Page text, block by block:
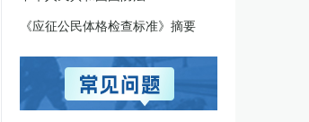
《应征公民体格检查标准》摘要